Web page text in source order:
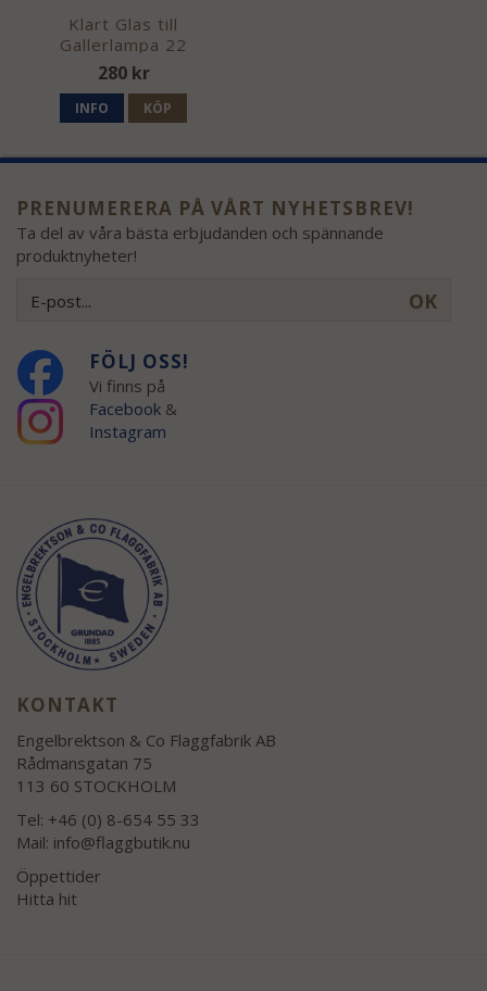
Klart Glas till
Gallerlampa 22
280 kr
INFO KÖP
PRENUMERERA PÅ VÅRT NYHETSBREV!
Ta del av våra bästa erbjudanden och spännande
produktnyheter!
OK
FÖLJ OSS!
Vi finns på
Facebook&
Instagram
KONTAKT
Engelbrektson & Co Flaggfabrik AB
Rådmansgatan 75
113 60 STOCKHOLM
Tel: +46 (0) 8-654 55 33
Mail: info@flaggbutik.nu
Öppettider
Hitta hit